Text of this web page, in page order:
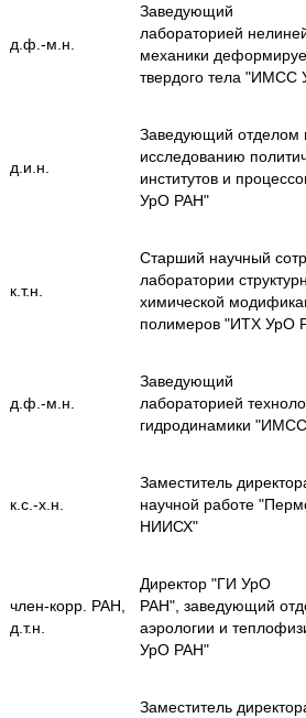
д.ф.-м.н.
Заведующий
лабораторией
механики
твердого тела "ИМСС
д.и.н.
Заведующий отделом
исследованию
институтов и
УрО РАН"
к.т.н.
Старший научный
лаборатории
химической
полимеров "ИТХ УрО
д.ф.-м.н.
Заведующий
лабораторией
гидродинамики
к.с.-х.н.
Заместитель
научной работе
НИИСХ"
член-корр. РАН,
д.т.н.
Директор "ГИ УрО
РАН", заведующий
аэрологии и
УрО РАН"
Заместитель